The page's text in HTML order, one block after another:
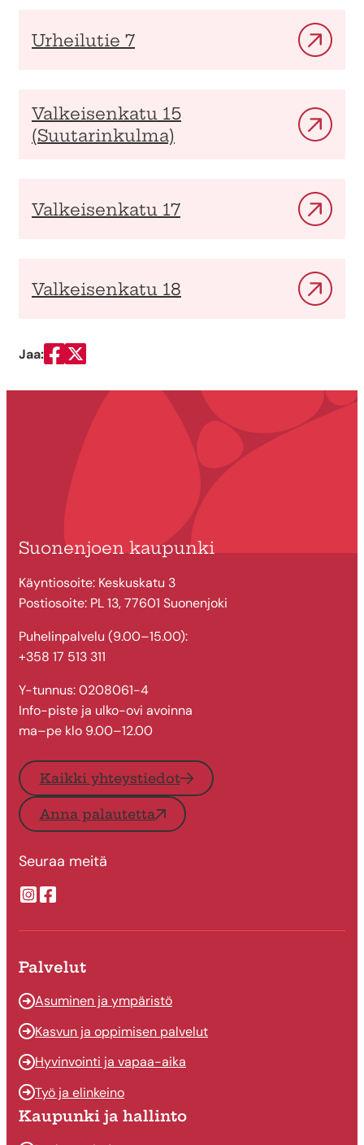
Urheilutie 7
Valkeisenkatu 15
(Suutarinkulma)
Valkeisenkatu 17
Valkeisenkatu 18
Jaa:
Jaa Facebookissa
Jaa Twitterissä
Suonenjoen kaupunki
Käyntiosoite: Keskuskatu 3
Postiosoite: PL 13, 77601 Suonenjoki
Puhelinpalvelu (9.00–15.00):
+358 17 513 311
Y-tunnus: 0208061-4
Info-piste ja ulko-ovi avoinna
ma–pe klo 9.00–12.00
Kaikki yhteystiedot
Anna palautetta
Seuraa meitä
Suonenjoen kaupungin Instragram
Suonenjoen kaupungin Facebook
Palvelut
Asuminen ja ympäristö
Kasvun ja oppimisen palvelut
Hyvinvointi ja vapaa-aika
Työ ja elinkeino
Kaupunki ja hallinto